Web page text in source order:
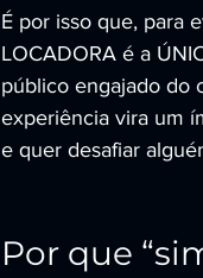
É por isso que, para
LOCADORA é a
público engajado do
experiência vira um
e quer desafiar
Por que